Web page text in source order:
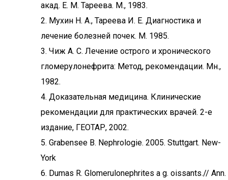
акад. Е. М. Тареева. М., 1983.
2. Мухин Н. А., Тареева И. Е. Диагностика и
лечение болезней почек. М. 1985.
3. Чиж А. С. Лечение острого и хронического
гломерулонефрита: Метод, рекомендации. Мн.,
1982.
4. Доказательная медицина. Клинические
рекомендации для практических врачей. 2-е
издание, ГЕОТАР, 2002.
5. Grabensee B. Nephrologie. 2005. Stuttgart. New-
York
6. Dumas R. Glomerulonephrites a g. oissants.// Ann.